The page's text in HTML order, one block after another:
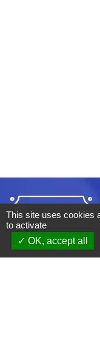
This site uses cookies
to activate
OK, accept all